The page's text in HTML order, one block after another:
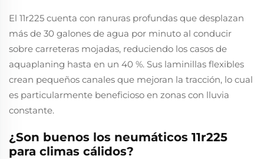
El 11r225 cuenta con ranuras profundas que desplazan
más de 30 galones de agua por minuto al conducir
sobre carreteras mojadas, reduciendo los casos de
aquaplaning hasta en un 40 %. Sus laminillas flexibles
crean pequeños canales que mejoran la tracción, lo cual
es particularmente beneficioso en zonas con lluvia
constante.
¿Son buenos los neumáticos 11r225
para climas cálidos?